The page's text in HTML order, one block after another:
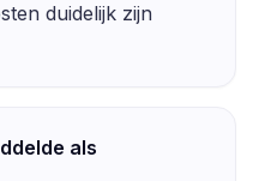
duidelijk zijn
als